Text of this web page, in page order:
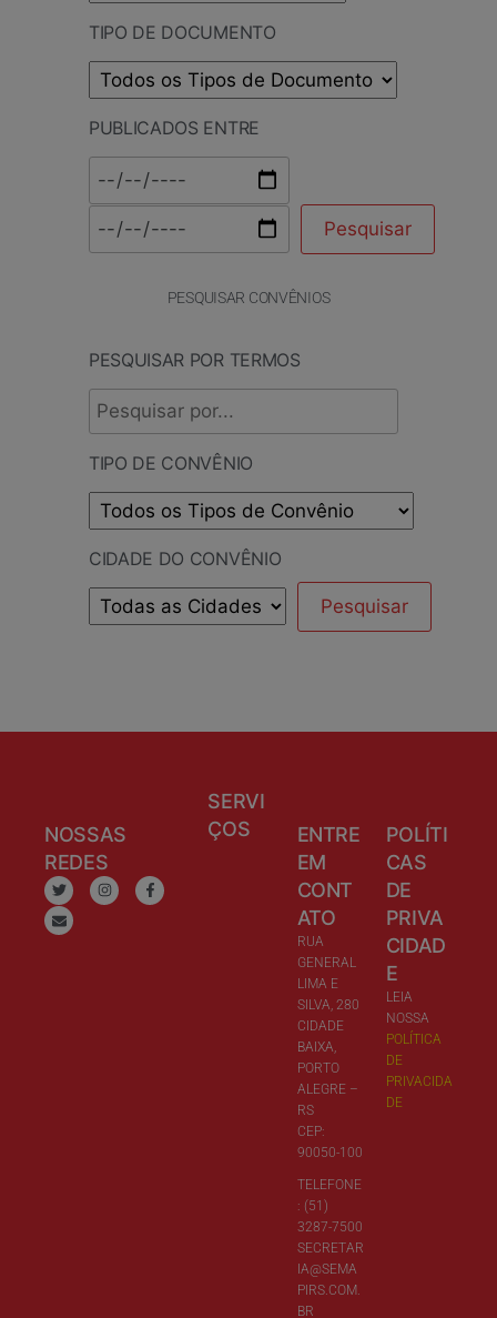
TIPO DE DOCUMENTO
PUBLICADOS ENTRE
PESQUISAR CONVÊNIOS
PESQUISAR POR TERMOS
TIPO DE CONVÊNIO
CIDADE DO CONVÊNIO
NOSSAS
REDES
SERVI
ÇOS
ENTRE
EM
CONT
ATO
RUA
GENERAL
LIMA E
SILVA, 280
CIDADE
BAIXA,
PORTO
ALEGRE –
RS
CEP:
90050-100
TELEFONE
: (51)
3287-7500
SECRETAR
IA@SEMA
PIRS.COM.
BR
POLÍTI
CAS
DE
PRIVA
CIDAD
E
LEIA
NOSSA
POLÍTICA
DE
PRIVACIDA
DE